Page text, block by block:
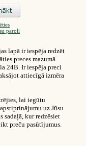
paroli
lapā ir iespēja redzēt
preces mazumā.
24B. Ir iespēja preci
attiecīgā izmēra
lai iegūtu
uz Jūsu
sadaļā, kur redzēsiet
preču pasūtījumus.